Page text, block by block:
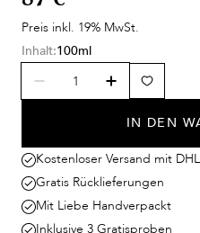
Preis inkl. 19% MwSt.
Inhalt:100ml
IN DEN
Kostenloser Versand mit
Gratis Rücklieferungen
Mit Liebe Handverpackt
Inklusive 3 Gratisproben